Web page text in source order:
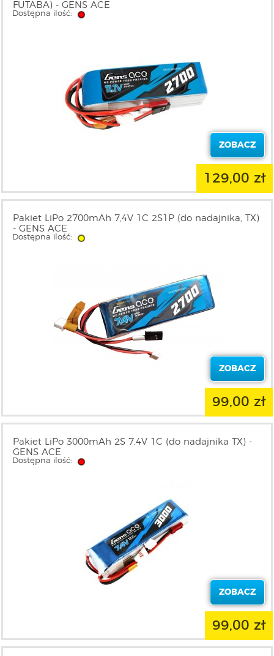
FUTABA) - GENS ACE
Dostępna ilość:
ZOBACZ
129,00 zł
Pakiet LiPo 2700mAh 7,4V 1C 2S1P (do nadajnika, TX)
- GENS ACE
Dostępna ilość:
ZOBACZ
99,00 zł
Pakiet LiPo 3000mAh 2S 7,4V 1C (do nadajnika TX) -
GENS ACE
Dostępna ilość:
ZOBACZ
99,00 zł